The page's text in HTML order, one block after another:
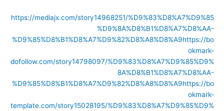
https://mediajx.com/story14968251/%D9%83%D8%A7%D9%85
%D9%8A%D8%B1%D8%A7%D8%AA-
%D9%85%D8%B1%D8%A7%D9%82%D8%A8%D8%A9https://bo
okmark-
dofollow.com/story14798097/%D9%83%D8%A7%D9%85%D9%
8A%D8%B1%D8%A7%D8%AA-
%D9%85%D8%B1%D8%A7%D9%82%D8%A8%D8%A9https://bo
okmark-
template.com/story15028195/%D9%83%D8%A7%D9%85%D9%